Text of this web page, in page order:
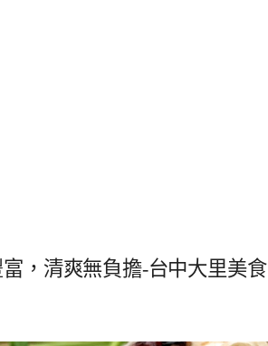
，清爽無負擔-台中大里美食